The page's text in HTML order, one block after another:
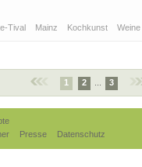
Tival Mainz Kochkunst Weine
1 2 3
Presse Datenschutz